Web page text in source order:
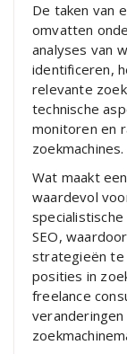
De taken van
omvatten
analyses van
identificeren,
relevante
technische
monitoren en
zoekmachines.
Wat maakt
waardevol
SEO,
strategieën te
posities in
freelance